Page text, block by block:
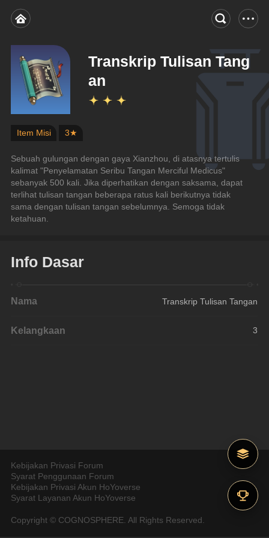
Transkrip Tulisan Tang
an
Item Misi 3★
Sebuah gulungan dengan gaya Xianzhou, di atasnya tertulis
kalimat "Penyelamatan Seribu Tangan Merciful Medicus"
sebanyak 500 kali. Jika diperhatikan dengan saksama, dapat
terlihat tulisan tangan beberapa ratus kali berikutnya tidak
sama dengan tulisan tangan sebelumnya. Semoga tidak
ketahuan.
Info Dasar
Nama Transkrip Tulisan Tangan
Kelangkaan 3
Kebijakan Privasi Forum
Syarat Penggunaan Forum
Kebijakan Privasi Akun HoYoverse
Syarat Layanan Akun HoYoverse
Copyright © COGNOSPHERE. All Rights Reserved.